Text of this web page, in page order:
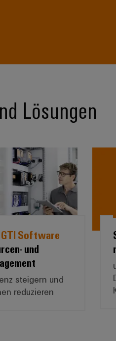
Lösungen
*Weidmüller GTI Software zum*
Software
und
steigern und
reduzieren